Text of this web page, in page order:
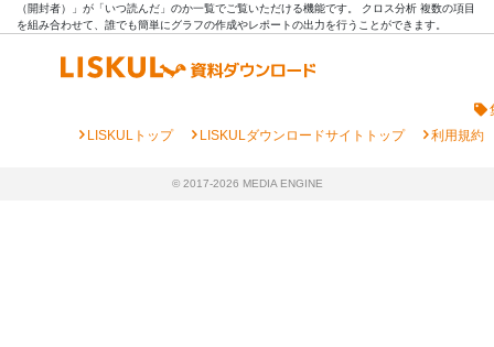
（開封者）」が「いつ読んだ」のか一覧でご覧いただける機能です。 クロス分析 複数の項目
を組み合わせて、誰でも簡単にグラフの作成やレポートの出力を行うことができます。
chevron_rightLISKULトップ chevron_rightLISKULダウンロードサイトトップ chevron_right利用規約
© 2017-2026 MEDIA ENGINE